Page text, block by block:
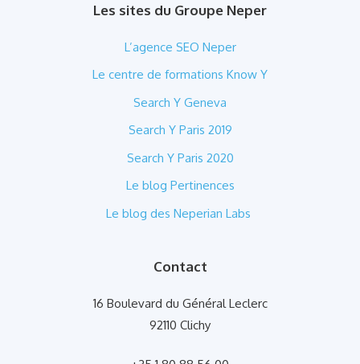
Les sites du Groupe Neper
L’agence SEO Neper
Le centre de formations Know Y
Search Y Geneva
Search Y Paris 2019
Search Y Paris 2020
Le blog Pertinences
Le blog des Neperian Labs
Contact
16 Boulevard du Général Leclerc
92110 Clichy